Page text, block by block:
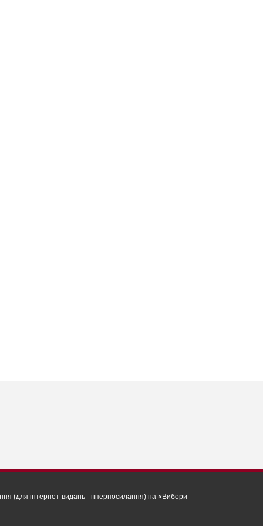
(для інтернет-видань - гіперпосилання) на «Вибори